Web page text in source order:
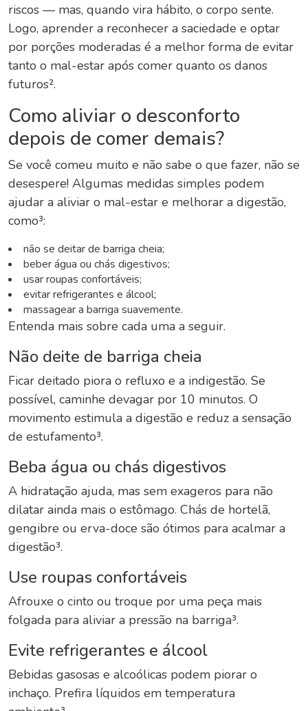
riscos — mas, quando vira hábito, o corpo sente.
Logo, aprender a reconhecer a saciedade e optar
por porções moderadas é a melhor forma de evitar
tanto o mal-estar após comer quanto os danos
futuros².
Como aliviar o desconforto
depois de comer demais?
Se você comeu muito e não sabe o que fazer, não se
desespere! Algumas medidas simples podem
ajudar a aliviar o mal-estar e melhorar a digestão,
como³:
não se deitar de barriga cheia;
beber água ou chás digestivos;
usar roupas confortáveis;
evitar refrigerantes e álcool;
massagear a barriga suavemente.
Entenda mais sobre cada uma a seguir.
Não deite de barriga cheia
Ficar deitado piora o refluxo e a indigestão. Se
possível, caminhe devagar por 10 minutos. O
movimento estimula a digestão e reduz a sensação
de estufamento³.
Beba água ou chás digestivos
A hidratação ajuda, mas sem exageros para não
dilatar ainda mais o estômago. Chás de hortelã,
gengibre ou erva-doce são ótimos para acalmar a
digestão³.
Use roupas confortáveis
Afrouxe o cinto ou troque por uma peça mais
folgada para aliviar a pressão na barriga³.
Evite refrigerantes e álcool
Bebidas gasosas e alcoólicas podem piorar o
inchaço. Prefira líquidos em temperatura